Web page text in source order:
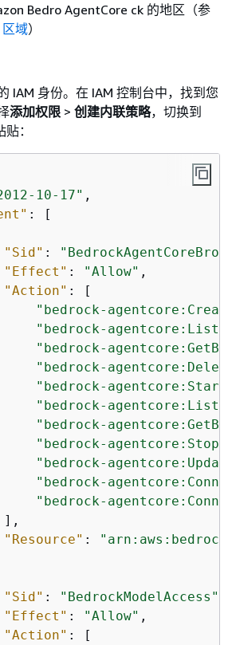
Bedro AgentCore ck 的地区（参
区域）
IAM 身份。在 IAM 控制台中，找到您
添加权限 > 创建内联策略，切换到
：
10-17" ,
: [
"Sid" :
"Effect" : "Allow" ,
"Action" : [
"bedrock-
"bedrock-
"bedrock-
"bedrock-
"bedrock-
"bedrock-
"bedrock-
"bedrock-
"bedrock-
"bedrock-
"bedrock-
"Resource" :
"Sid" : "BedrockModelAccess"
"Effect" : "Allow" ,
"Action" : [